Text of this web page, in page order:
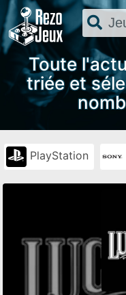
Toute
triée et
PlayStation